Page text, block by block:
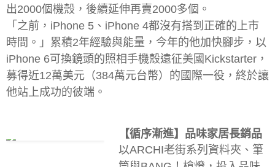
出2000個機殼，後續延伸再賣2000多個。
「之前，iPhone 5、iPhone 4都沒有搭到正確的上市
時間。」累積2年經驗與能量，今年的他加快腳步，以
iPhone 6可換鏡頭的照相手機殼遠征美國Kickstarter，
募得近12萬美元（384萬元台幣）的國際一役，終於讓
他站上成功的彼端。
【循序漸進】品味家居長銷品
以ARCHI老街系列資料夾、筆